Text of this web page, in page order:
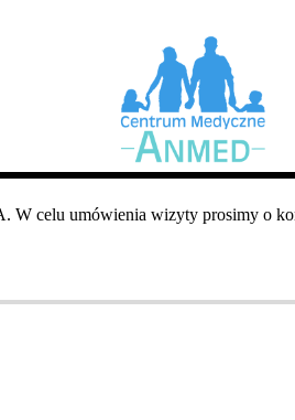
W celu umówienia wizyty prosimy o